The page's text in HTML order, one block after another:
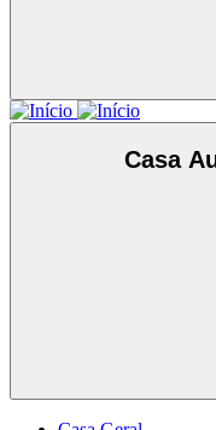
Casa